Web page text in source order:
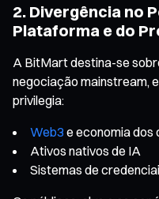
2. Divergência no
Plataforma e do
A BitMart destina-se
negociação mainstream,
privilegia:
Web3 e economia dos
Ativos nativos de IA
Sistemas de